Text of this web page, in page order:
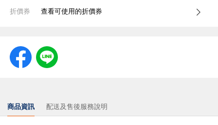
折價券 查看可使用的折價券
商品資訊 配送及售後服務說明